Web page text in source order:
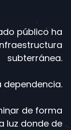
público ha
subterránea.
dependencia.
de forma
luz donde de